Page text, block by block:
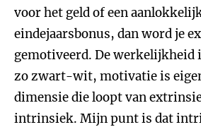
voor het geld of een
eindejaarsbonus, dan word je
gemotiveerd. De
zo zwart-wit, motivatie is
dimensie die loopt van
intrinsiek. Mijn punt is dat